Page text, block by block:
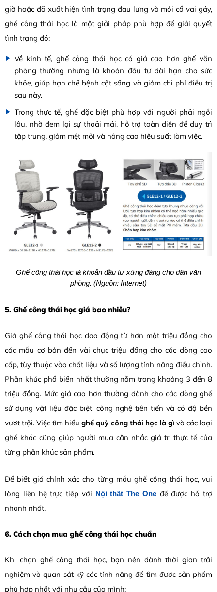
giờ hoặc đã xuất hiện tình trạng đau lưng và mỏi cổ vai gáy,
ghế công thái học là một giải pháp phù hợp để giải quyết
tình trạng đó:
Về kinh tế, ghế công thái học có giá cao hơn ghế văn
phòng thường nhưng là khoản đầu tư dài hạn cho sức
khỏe, giúp hạn chế bệnh cột sống và giảm chi phí điều trị
sau này.
Trong thực tế, ghế đặc biệt phù hợp với người phải ngồi
lâu, nhờ đem lại sự thoải mái, hỗ trợ toàn diện để duy trì
tập trung, giảm mệt mỏi và nâng cao hiệu suất làm việc.
Ghế công thái học là khoản đầu tư xứng đáng cho dân văn
phòng. (Nguồn: Internet)
5. Ghế công thái học giá bao nhiêu?
Giá ghế công thái học dao động từ hơn một triệu đồng cho
các mẫu cơ bản đến vài chục triệu đồng cho các dòng cao
cấp, tùy thuộc vào chất liệu và số lượng tính năng điều chỉnh.
Phân khúc phổ biến nhất thường nằm trong khoảng 3 đến 8
triệu đồng. Mức giá cao hơn thường dành cho các dòng ghế
sử dụng vật liệu đặc biệt, công nghệ tiên tiến và có độ bền
vượt trội. Việc tìm hiểughế quỳ công thái học là gì và các loại
ghế khác cũng giúp người mua cân nhắc giá trị thực tế của
từng phân khúc sản phẩm.
Để biết giá chính xác cho từng mẫu ghế công thái học, vui
lòng liên hệ trực tiếp với Nội thất The Oneđể được hỗ trợ
nhanh nhất.
6. Cách chọn mua ghế công thái học chuẩn
Khi chọn ghế công thái học, bạn nên dành thời gian trải
nghiệm và quan sát kỹ các tính năng để tìm được sản phẩm
phù hợp nhất với nhu cầu của mình: